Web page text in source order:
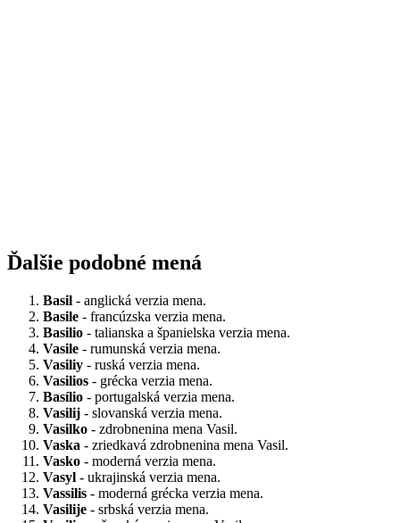
Ďalšie podobné mená
Basil - anglická verzia mena.
Basile - francúzska verzia mena.
Basilio - talianska a španielska verzia mena.
Vasile - rumunská verzia mena.
Vasiliy - ruská verzia mena.
Vasilios - grécka verzia mena.
Basílio - portugalská verzia mena.
Vasilij - slovanská verzia mena.
Vasilko - zdrobnenina mena Vasil.
Vaska - zriedkavá zdrobnenina mena Vasil.
Vasko - moderná verzia mena.
Vasyl - ukrajinská verzia mena.
Vassilis - moderná grécka verzia mena.
Vasilije - srbská verzia mena.